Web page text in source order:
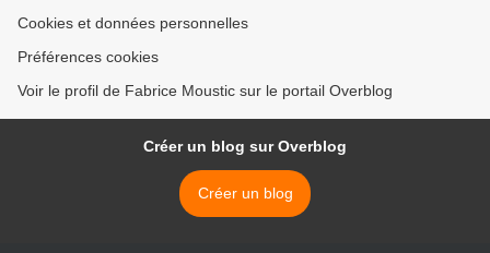
Cookies et données personnelles
Préférences cookies
Voir le profil de Fabrice Moustic sur le portail Overblog
Créer un blog sur Overblog
Créer un blog